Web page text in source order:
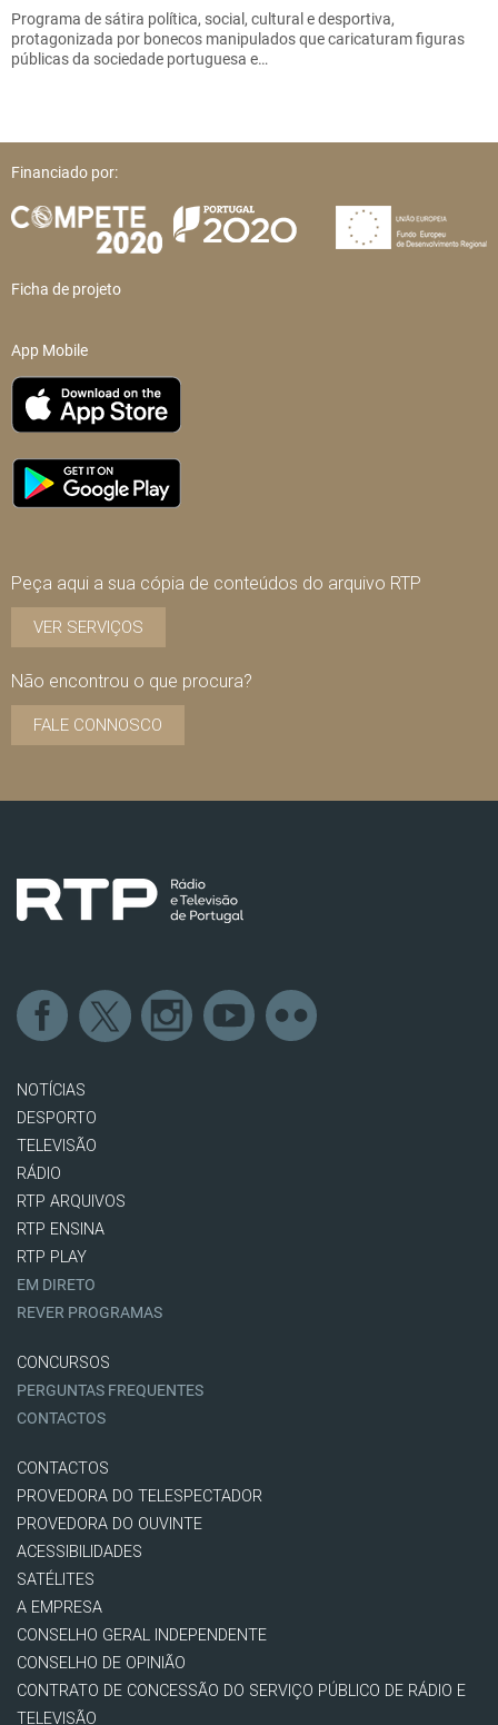
Programa de sátira política, social, cultural e desportiva,
protagonizada por bonecos manipulados que caricaturam figuras
públicas da sociedade portuguesa e…
Financiado por:
Ficha de projeto
App Mobile
Peça aqui a sua cópia de conteúdos do arquivo RTP
VER SERVIÇOS
Não encontrou o que procura?
FALE CONNOSCO
NOTÍCIAS
DESPORTO
TELEVISÃO
RÁDIO
RTP ARQUIVOS
RTP ENSINA
RTP PLAY
EM DIRETO
REVER PROGRAMAS
CONCURSOS
PERGUNTAS FREQUENTES
CONTACTOS
CONTACTOS
PROVEDORA DO TELESPECTADOR
PROVEDORA DO OUVINTE
ACESSIBILIDADES
SATÉLITES
A EMPRESA
CONSELHO GERAL INDEPENDENTE
CONSELHO DE OPINIÃO
CONTRATO DE CONCESSÃO DO SERVIÇO PÚBLICO DE RÁDIO E
TELEVISÃO